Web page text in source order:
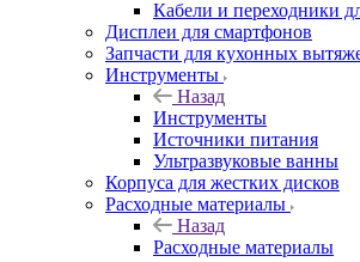
Кабели и переходники
Дисплеи для смартфонов
Запчасти для кухонных
Инструменты
Назад
Инструменты
Источники питания
Ультразвуковые ванны
Корпуса для жестких дисков
Расходные материалы
Назад
Расходные материалы